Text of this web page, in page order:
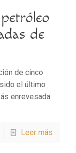
de
de cinco
el último
enrevesada
Leer más